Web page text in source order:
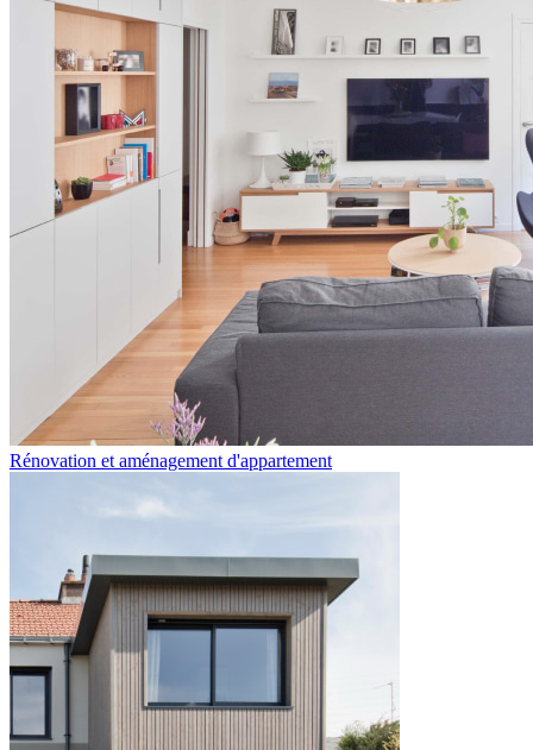
Rénovation et aménagement d'appartement